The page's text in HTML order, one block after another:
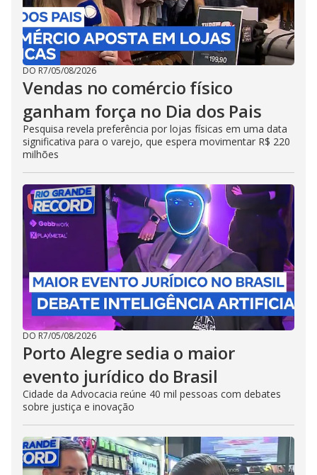
DO R7/05/08/2026
Vendas no comércio físico
ganham força no Dia dos Pais
Pesquisa revela preferência por lojas físicas em uma data
significativa para o varejo, que espera movimentar R$ 220
milhões
DO R7/05/08/2026
Porto Alegre sedia o maior
evento jurídico do Brasil
Cidade da Advocacia reúne 40 mil pessoas com debates
sobre justiça e inovação